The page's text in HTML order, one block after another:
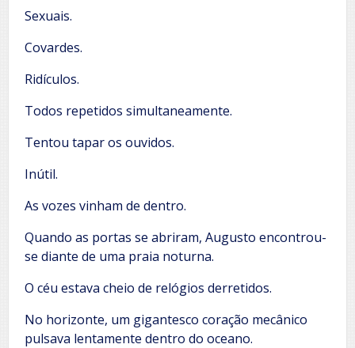
Sexuais.
Covardes.
Ridículos.
Todos repetidos simultaneamente.
Tentou tapar os ouvidos.
Inútil.
As vozes vinham de dentro.
Quando as portas se abriram, Augusto encontrou-
se diante de uma praia noturna.
O céu estava cheio de relógios derretidos.
No horizonte, um gigantesco coração mecânico
pulsava lentamente dentro do oceano.